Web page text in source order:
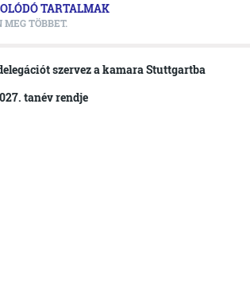
TARTALMAK
MEG TÖBBET.
szervez a kamara Stuttgartba
tanév rendje